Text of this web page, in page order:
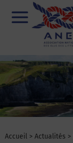
Menu
Accueil > Actualités >